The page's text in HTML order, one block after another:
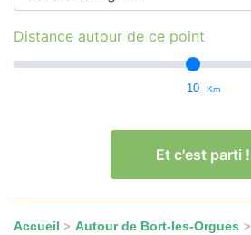
Distance autour de ce point
10 Km
Et c'est parti !
Accueil > Autour de Bort-les-Orgues >